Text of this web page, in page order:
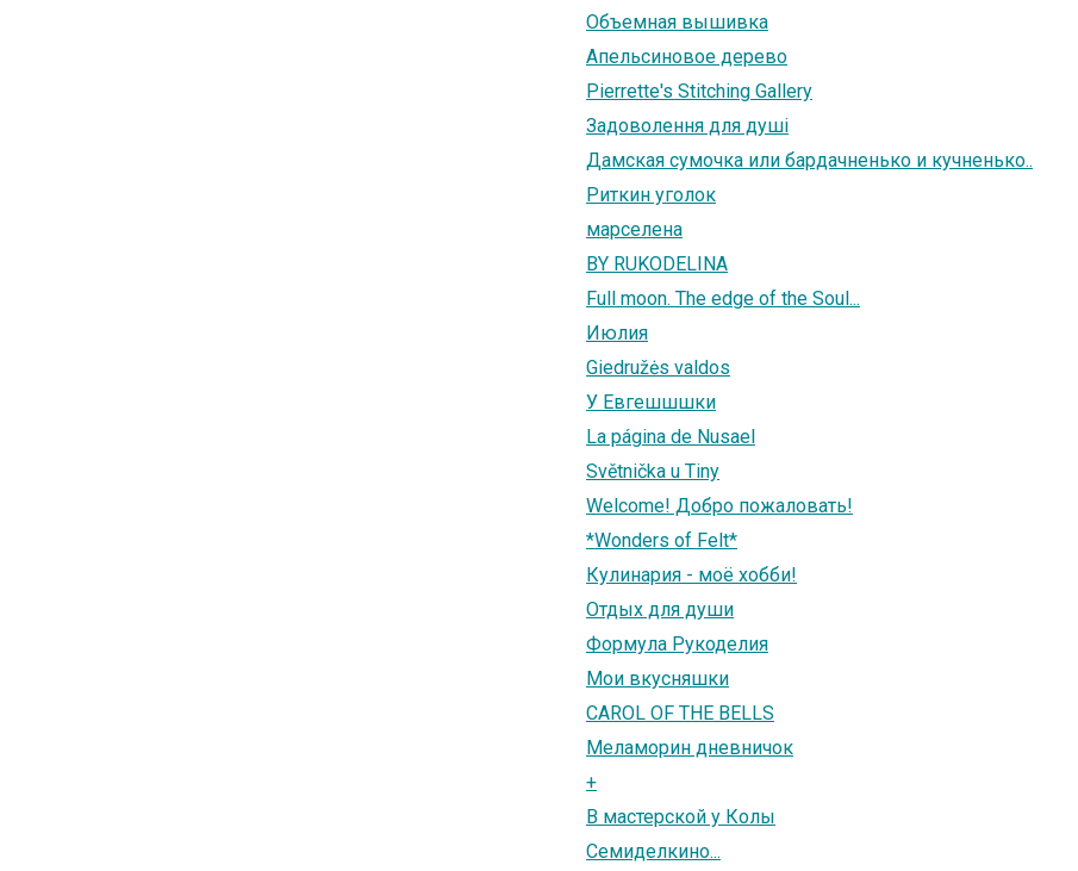
Объемная вышивка
Апельсиновое дерево
Pierrette's Stitching Gallery
Задоволення для душі
Дамская сумочка или бардачненько и кучненько..
Риткин уголок
марселена
BY RUKODELINA
Full moon. The edge of the Soul...
Июлия
Giedružės valdos
У Евгешшшки
La página de Nusael
Světnička u Tiny
Welcome! Добро пожаловать!
*Wonders of Felt*
Кулинария - моё хобби!
Отдых для души
Формула Рукоделия
Мои вкусняшки
CAROL OF THE BELLS
Меламорин дневничок
+
В мастерской у Колы
Семиделкино...